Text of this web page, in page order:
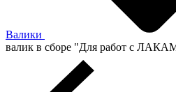
Валики
валик в сборе "Для работ с